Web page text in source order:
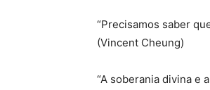
“Precisamos saber
(Vincent Cheung)
“A soberania divina e